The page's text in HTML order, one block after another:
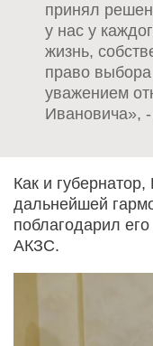
принял
у нас у
жизнь,
право
уважением
Ивановича»,
Как и
дальнейшей
поблагодарил
АКЗС.